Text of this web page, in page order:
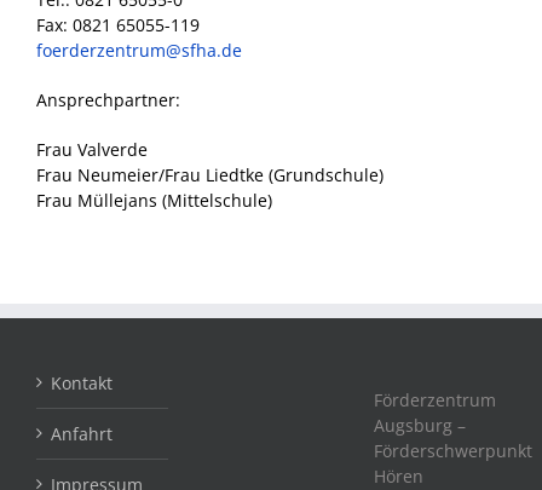
Fax: 0821 65055-119
foerderzentrum@sfha.de
Ansprechpartner:
Frau Valverde
Frau Neumeier/Frau Liedtke (Grundschule)
Frau Müllejans (Mittelschule)
Kontakt
Anfahrt
Impressum
Förderzentrum
Augsburg –
Förderschwerpunkt
Hören